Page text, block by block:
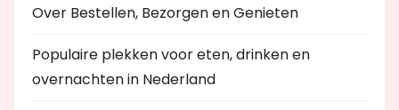
Over Bestellen, Bezorgen en Genieten
Populaire plekken voor eten, drinken en
overnachten in Nederland